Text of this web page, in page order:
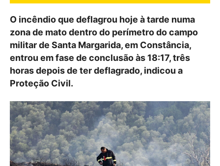
O incêndio que deflagrou hoje à tarde numa
zona de mato dentro do perímetro do campo
militar de Santa Margarida, em Constância,
entrou em fase de conclusão às 18:17, três
horas depois de ter deflagrado, indicou a
Proteção Civil.